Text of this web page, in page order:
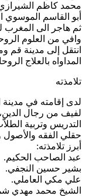
كاظم الشيرازي.
القاسم الموسوي
هاجر الى المغرب
من العلوم
إلى مدينة قم
بالعلاج
إقامته في مدينة
من رجال الدين،
وتربية
الفقه والأصول
تلامذته:
الصاحب الحكيم.
حسين النجفي.
مكي العاملي.
محمد مهدي